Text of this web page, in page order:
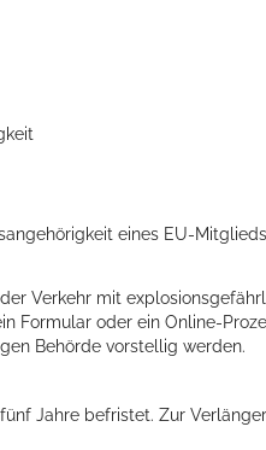
für Events aller Art!
eines EU-
Verkehr mit
Formular oder ein Online-
Behörde vorstellig werden.
Jahre befristet. Zur